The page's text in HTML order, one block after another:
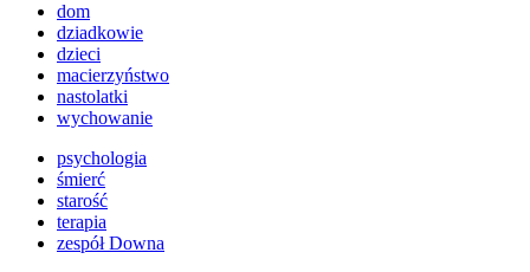
dom
dziadkowie
dzieci
macierzyństwo
nastolatki
wychowanie
psychologia
śmierć
starość
terapia
zespół Downa